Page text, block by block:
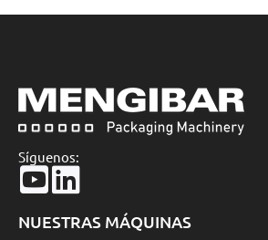
Síguenos:
NUESTRAS MÁQUINAS